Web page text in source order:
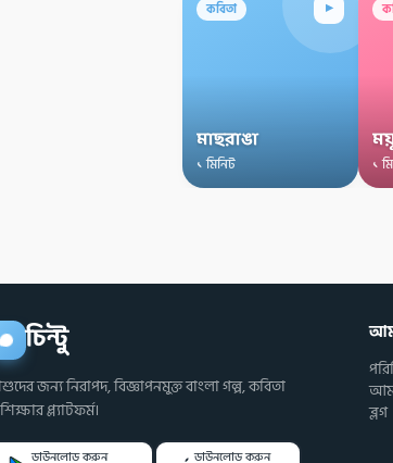
কবিতা ▸
মাছরাঙা
১ মিনিট ১
চিন্টু
জন্য নিরাপদ, বিজ্ঞাপনমুক্ত বাংলা গল্প, কবিতা
প্ল্যাটফর্ম।
ডাউনলোড করুন ডাউনলোড করুন
ব্লগ